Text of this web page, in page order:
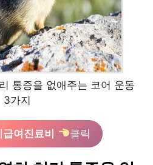
통증을 없애주는 코어 운동
3가지
여진료비 클릭